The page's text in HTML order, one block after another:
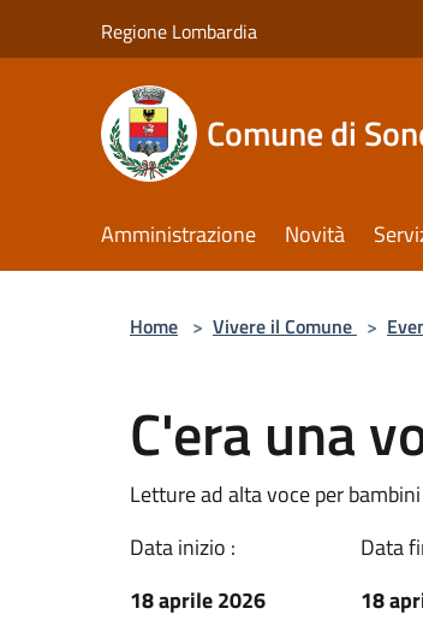
Regione Lombardia
Comune di
Amministrazione Novità
Home > Vivere il Comune >
C'era una
Letture ad alta voce per
Data inizio :
18 aprile 2026
Data
18